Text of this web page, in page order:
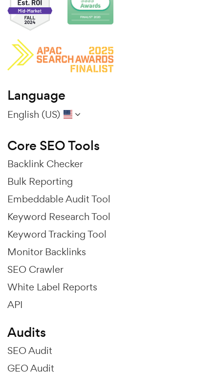
Language
English (US)
Core SEO Tools
Backlink Checker
Bulk Reporting
Embeddable Audit Tool
Keyword Research Tool
Keyword Tracking Tool
Monitor Backlinks
SEO Crawler
White Label Reports
API
Audits
SEO Audit
GEO Audit